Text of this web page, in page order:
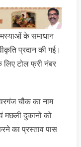
के समाधान
प्रदान की गई।
लिए टोल फ्री नंबर
चौक का नाम
मछली दुकानों को
का प्रस्‍ताव पास